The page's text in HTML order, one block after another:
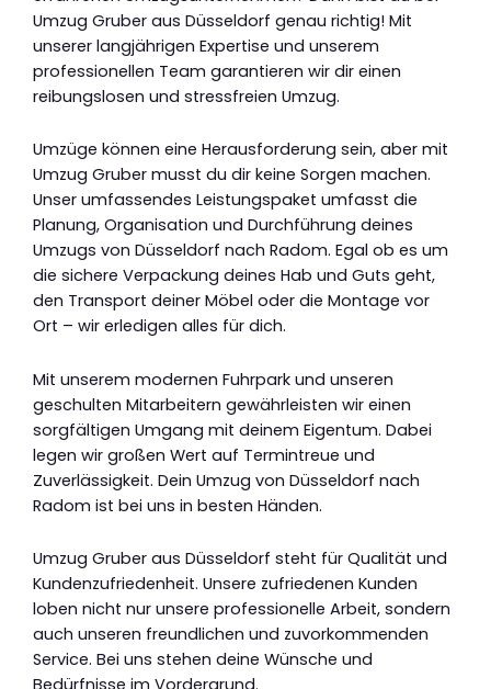
Umzug Gruber aus Düsseldorf genau richtig! Mit
unserer langjährigen Expertise und unserem
professionellen Team garantieren wir dir einen
reibungslosen und stressfreien Umzug.
Umzüge können eine Herausforderung sein, aber mit
Umzug Gruber musst du dir keine Sorgen machen.
Unser umfassendes Leistungspaket umfasst die
Planung, Organisation und Durchführung deines
Umzugs von Düsseldorf nach Radom. Egal ob es um
die sichere Verpackung deines Hab und Guts geht,
den Transport deiner Möbel oder die Montage vor
Ort – wir erledigen alles für dich.
Mit unserem modernen Fuhrpark und unseren
geschulten Mitarbeitern gewährleisten wir einen
sorgfältigen Umgang mit deinem Eigentum. Dabei
legen wir großen Wert auf Termintreue und
Zuverlässigkeit. Dein Umzug von Düsseldorf nach
Radom ist bei uns in besten Händen.
Umzug Gruber aus Düsseldorf steht für Qualität und
Kundenzufriedenheit. Unsere zufriedenen Kunden
loben nicht nur unsere professionelle Arbeit, sondern
auch unseren freundlichen und zuvorkommenden
Service. Bei uns stehen deine Wünsche und